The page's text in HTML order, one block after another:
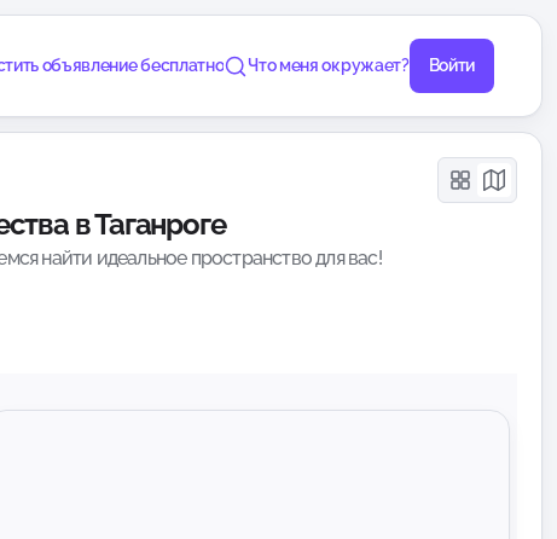
объявление бесплатно Что меня окружает? Войти
в Таганроге
найти идеальное пространство для вас!